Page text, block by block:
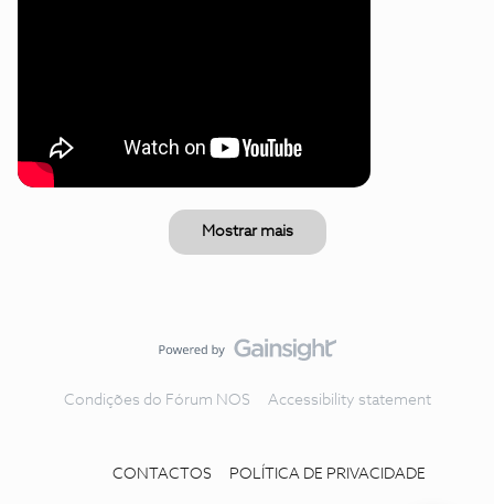
Mostrar mais
Condições do Fórum NOS Accessibility statement
CONTACTOS POLÍTICA DE PRIVACIDADE